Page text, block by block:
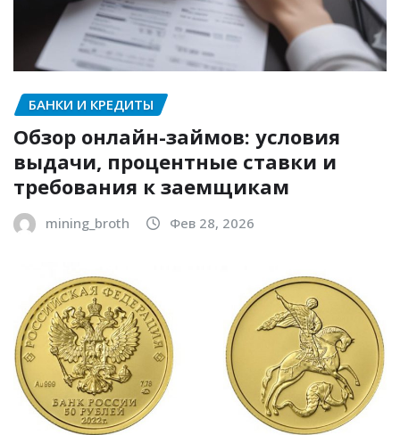
БАНКИ И КРЕДИТЫ
Обзор онлайн-займов: условия
выдачи, процентные ставки и
требования к заемщикам
mining_broth Фев 28, 2026